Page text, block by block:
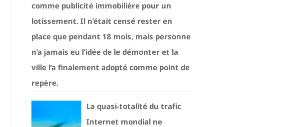
comme publicité immobilière pour un
lotissement. Il n’était censé rester en
place que pendant 18 mois, mais personne
n’a jamais eu l’idée de le démonter et la
ville l’a finalement adopté comme point de
repère.
La quasi-totalité du trafic
Internet mondial ne